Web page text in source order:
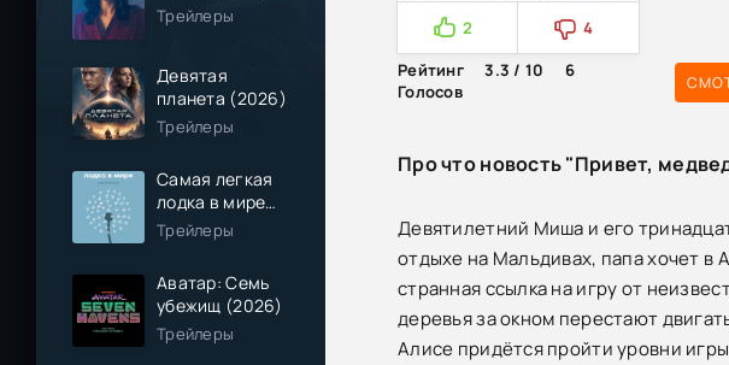
Трейлеры
Девятая
планета (2026)
Трейлеры
Самая легкая
лодка в мире
(2026)
Трейлеры
Аватар: Семь
убежищ (2026)
Трейлеры
2
4
Рейтинг
3.3 / 10
6
Голосов
Про что новость "Привет,
Девятилетний Миша и его
отдыхе на Мальдивах, папа хочет в
странная ссылка на игру от
деревья за окном перестают
Алисе придётся пройти уровни